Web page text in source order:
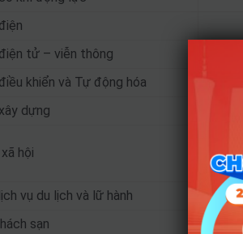
tử – viễn thông
khiển và Tự động hóa
dựng
hội
vụ du lịch và lữ hành
sạn